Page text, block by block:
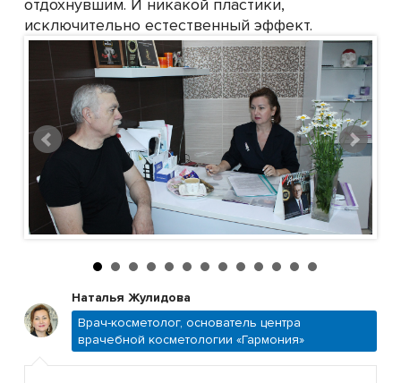
отдохнувшим. И никакой пластики,
исключительно естественный эффект.
Наталья Жулидова
Врач-косметолог, основатель центра
врачебной косметологии «Гармония»